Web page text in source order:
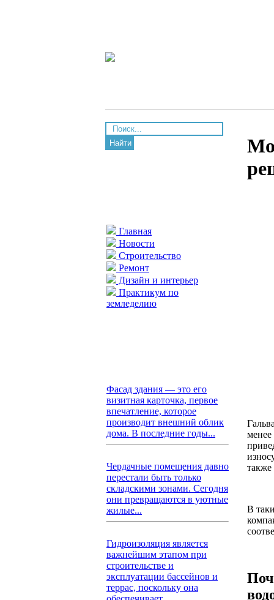
Найти
Главная
Новости
Строительство
Ремонт
Дизайн и интерьер
Практикум по
земледелию
Фасад здания — это его
визитная карточка, первое
впечатление, которое
производит внешний облик
дома. В последние годы...
Чердачные помещения давно
перестали быть только
складскими зонами. Сегодня
они превращаются в уютные
жилые...
Гидроизоляция является
важнейшим этапом при
строительстве и
эксплуатации бассейнов и
террас, поскольку она
менее
также
В